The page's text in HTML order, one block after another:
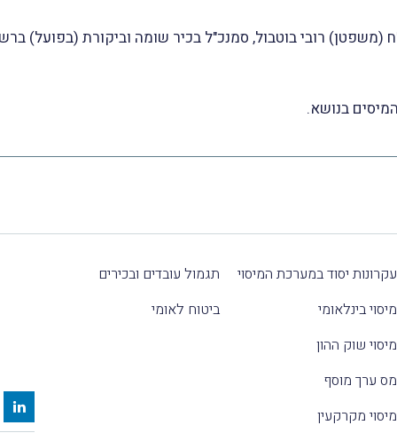
עקרונות יסוד במערכת המיסוי
מיסוי בינלאומי
מיסוי שוק ההון
מס ערך מוסף
מיסוי מקרקעין
תגמול עובדים ובכירים
ביטוח לאומי